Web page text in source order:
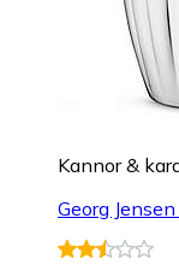
Kannor &
Georg